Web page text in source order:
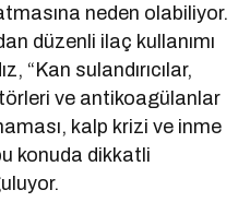
neden olabiliyor.
düzenli ilaç kullanımı
“Kan sulandırıcılar,
ve antikoagülanlar
kalp krizi ve inme
konuda dikkatli